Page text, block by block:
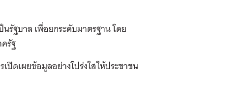
นรัฐบาล เพื่อยกระดับมาตรฐาน โดย
รัฐ
ปิดเผยข้อมูลอย่างโปร่งใสให้ประชาชน